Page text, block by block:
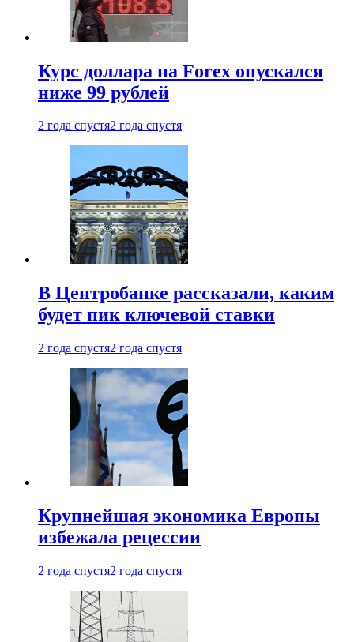
Курс доллара на Forex опускался
ниже 99 рублей
2 года спустя2 года спустя
В Центробанке рассказали, каким
будет пик ключевой ставки
2 года спустя2 года спустя
Крупнейшая экономика Европы
избежала рецессии
2 года спустя2 года спустя